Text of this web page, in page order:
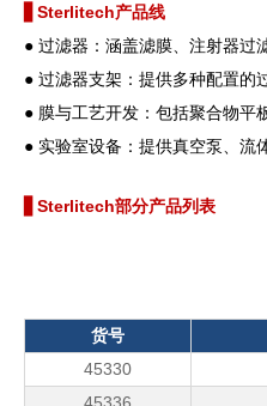
▋Sterlitech产品线
● 过滤器：涵盖滤膜、注射器过
● 过滤器支架：提供多种配置的
● 膜与工艺开发：包括聚合物平
● 实验室设备：提供真空泵、流
▋Sterlitech部分产品列表
货号
45330